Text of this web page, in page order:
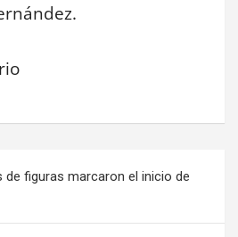
de figuras marcaron el inicio de